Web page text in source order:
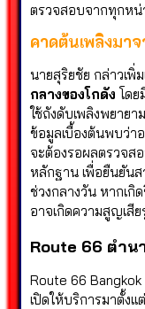
ตรวจสอบจากทุกหน่
คาดต้นเพลิงมา
นายสุริยชัย กล่าวเพิ่
กลางของโกดัง โด
ใช้ถังดับเพลิงพยายา
ข้อมูลเบื้องต้นพบว่า
จะต้องรอผลตรวจส
หลักฐาน เพื่อยืนยันส
ช่วงกลางวัน หากเ
อาจเกิดความสูญเสี
Route 66 ตำน
Route 66
เปิดให้บริการมาตั้งแ